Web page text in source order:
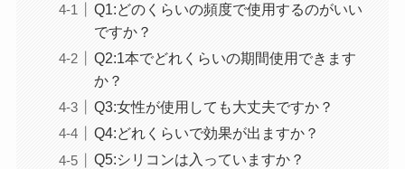
Q1:どのくらいの頻度で使用するのがいい
ですか？
Q2:1本でどれくらいの期間使用できます
か？
Q3:女性が使用しても大丈夫ですか？
Q4:どれくらいで効果が出ますか？
Q5:シリコンは入っていますか？